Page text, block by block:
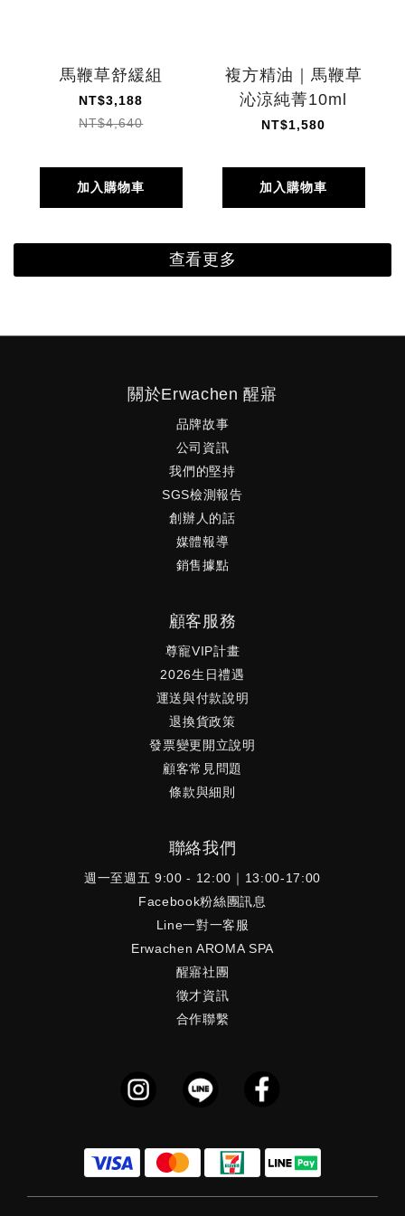
馬鞭草舒緩組
NT$3,188
NT$4,640
加入購物車
複方精油｜馬鞭草
沁涼純菁10ml
NT$1,580
加入購物車
查看更多
關於Erwachen 醒寤
品牌故事
公司資訊
我們的堅持
SGS檢測報告
創辦人的話
媒體報導
銷售據點
顧客服務
尊寵VIP計畫
2026生日禮遇
運送與付款說明
退換貨政策
發票變更開立說明
顧客常見問題
條款與細則
聯絡我們
週一至週五 9:00 - 12:00｜13:00-17:00
Facebook粉絲團訊息
Line一對一客服
Erwachen AROMA SPA
醒寤社團
徵才資訊
合作聯繫